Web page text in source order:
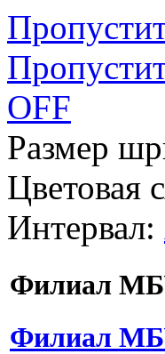
OFF
Размер
Цветовая
Интервал:
Филиал
Филиал